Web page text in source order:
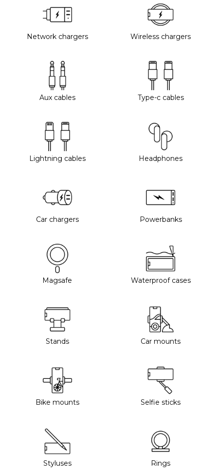
Network chargers Wireless chargers
Aux cables Type-c cables
Lightning cables Headphones
Car chargers Powerbanks
Magsafe Waterproof cases
Stands Car mounts
Bike mounts Selfie sticks
Styluses Rings